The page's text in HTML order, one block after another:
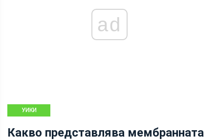
ad
УИКИ
НА MINITOOL
Какво представлява мембранната